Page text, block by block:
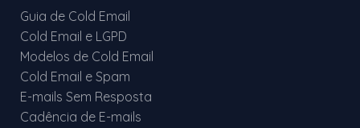
Guia de Cold Email
Cold Email e LGPD
Modelos de Cold Email
Cold Email e Spam
E-mails Sem Resposta
Cadência de E-mails